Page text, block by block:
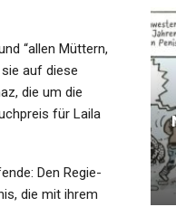
“allen Müttern,
auf diese
die um die
für Laila
Den Regie-
die mit ihrem
KULTUR
Aus Deutschland:
Blicke, Moderne…
Feb 14, 2025